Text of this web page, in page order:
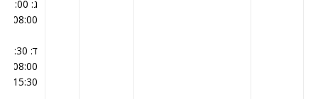
08:00,
15:30